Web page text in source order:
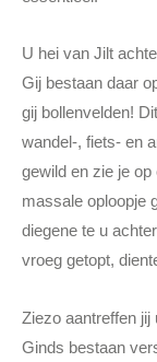
U hei van Jilt
Gij bestaan daar
gij bollenvelden!
wandel-, fiets- en
gewild en zie je
massale oploopje
diegene te u
vroeg getopt,
Ziezo aantreffen jij
Ginds bestaan